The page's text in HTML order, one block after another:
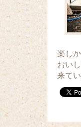
楽し
おい
来て